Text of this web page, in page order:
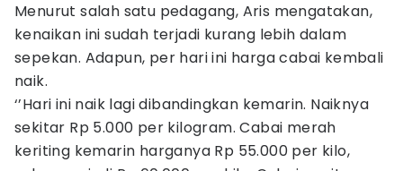
Menurut salah satu pedagang, Aris mengatakan,
kenaikan ini sudah terjadi kurang lebih dalam
sepekan. Adapun, per hari ini harga cabai kembali
naik.
‘’Hari ini naik lagi dibandingkan kemarin. Naiknya
sekitar Rp 5.000 per kilogram. Cabai merah
keriting kemarin harganya Rp 55.000 per kilo,